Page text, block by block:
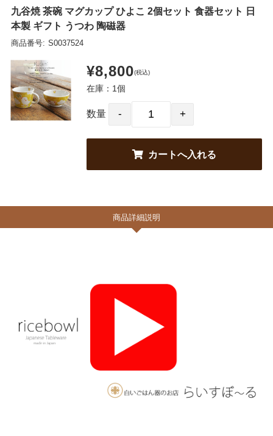
九谷焼 茶碗 マグカップ ひよこ 2個セット 食器セット 日
本製 ギフト うつわ 陶磁器
商品番号: S0037524
¥8,800(税込)
在庫：1個
数量
商品詳細説明